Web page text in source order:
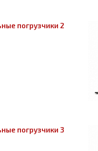
погрузчики 2
погрузчики 3